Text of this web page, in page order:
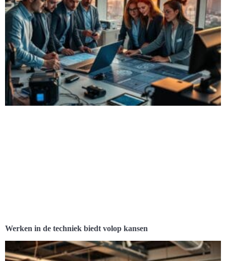
Werken in de techniek biedt volop kansen